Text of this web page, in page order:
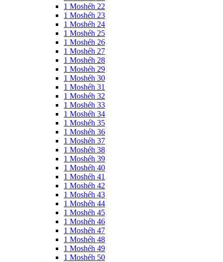
1 Moshéh 22
1 Moshéh 23
1 Moshéh 24
1 Moshéh 25
1 Moshéh 26
1 Moshéh 27
1 Moshéh 28
1 Moshéh 29
1 Moshéh 30
1 Moshéh 31
1 Moshéh 32
1 Moshéh 33
1 Moshéh 34
1 Moshéh 35
1 Moshéh 36
1 Moshéh 37
1 Moshéh 38
1 Moshéh 39
1 Moshéh 40
1 Moshéh 41
1 Moshéh 42
1 Moshéh 43
1 Moshéh 44
1 Moshéh 45
1 Moshéh 46
1 Moshéh 47
1 Moshéh 48
1 Moshéh 49
1 Moshéh 50